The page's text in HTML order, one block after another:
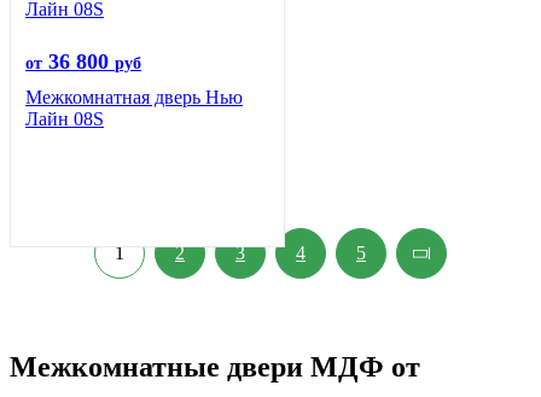
от 36 800 руб
Межкомнатная дверь Нью
Лайн 08S
1 2 3 4 5
Межкомнатные двери МДФ от